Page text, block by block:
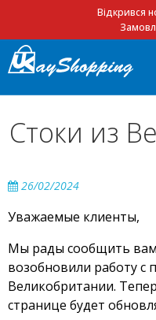
Відкрився
Стоки из
26/02/2024
Уважаемые клиенты,
Мы рады сообщить
возобновили работу с
Великобритании.
странице будет